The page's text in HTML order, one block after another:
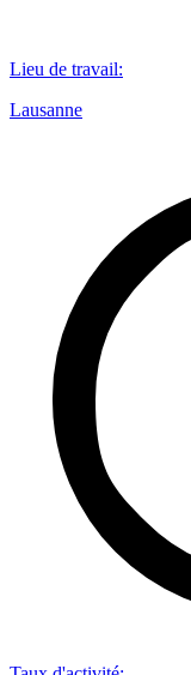
Lieu de travail:
Lausanne